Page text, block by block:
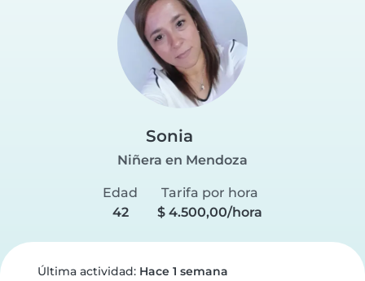
Sonia
Niñera en Mendoza
Edad
42
Tarifa por hora
$ 4.500,00/hora
Última actividad: Hace 1 semana